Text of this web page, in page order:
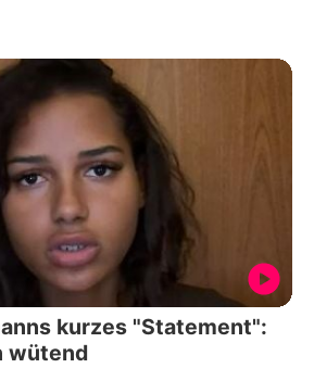
kurzes "Statement":
wütend